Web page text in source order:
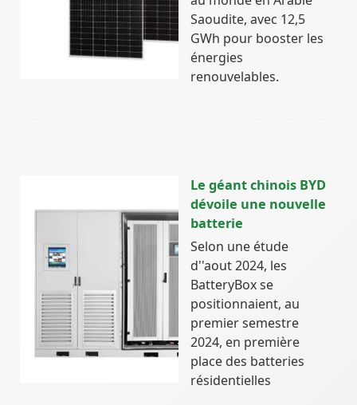
Saoudite, avec 12,5
GWh pour booster les
énergies
renouvelables.
Le géant chinois BYD
dévoile une nouvelle
batterie
Selon une étude
d''aout 2024, les
BatteryBox se
positionnaient, au
premier semestre
2024, en première
place des batteries
résidentielles